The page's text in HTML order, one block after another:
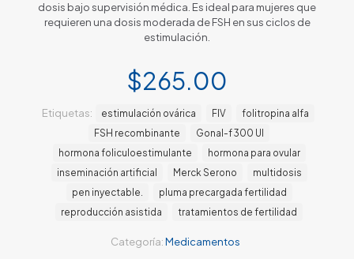
dosis bajo supervisión médica. Es ideal para mujeres que
requieren una dosis moderada de FSH en sus ciclos de
estimulación.
$265.00
Categoría:Medicamentos
Etiquetas: estimulación ovárica FIV
folitropina alfa
FSH recombinante
Gonal-f 300 UI
hormona foliculoestimulante
hormona para ovular
inseminación artificial
Merck Serono
multidosis
pen inyectable.
pluma precargada fertilidad
reproducción asistida
tratamientos de fertilidad